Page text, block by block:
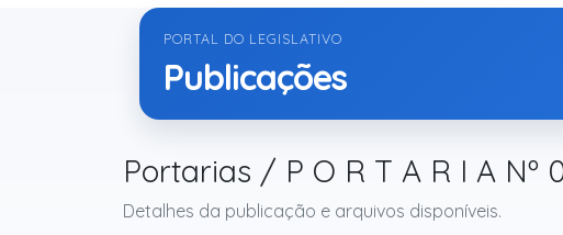
PORTAL DO LEGISLATIVO
Publicações
Portarias / P O R T A R I A Nº
Detalhes da publicação e arquivos disponíveis.